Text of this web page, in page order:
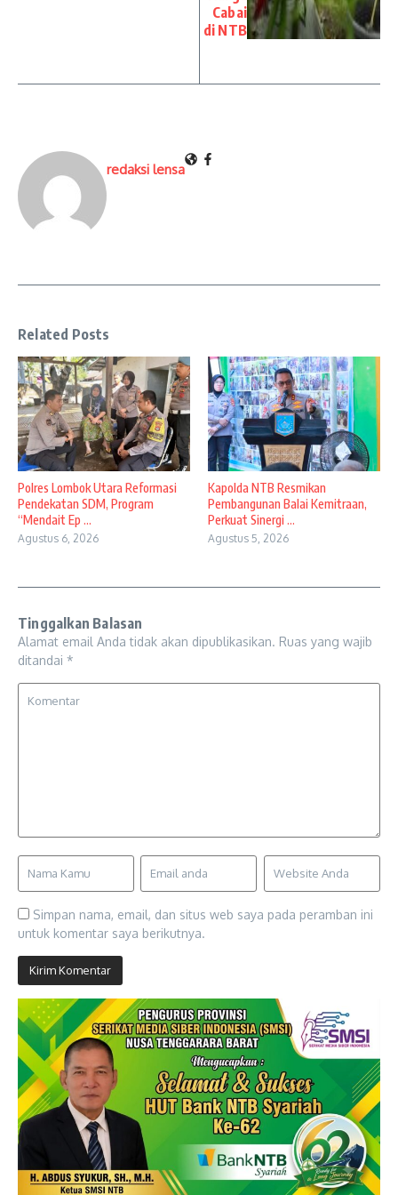
Cabai
di NTB
redaksi lensa
Related Posts
Polres Lombok Utara Reformasi
Pendekatan SDM, Program
“Mendait Ep ...
Agustus 6, 2026
Kapolda NTB Resmikan
Pembangunan Balai Kemitraan,
Perkuat Sinergi ...
Agustus 5, 2026
Tinggalkan Balasan
Alamat email Anda tidak akan dipublikasikan. Ruas yang wajib
ditandai *
Simpan nama, email, dan situs web saya pada peramban ini
untuk komentar saya berikutnya.